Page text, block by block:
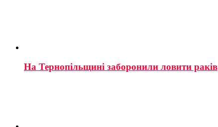
На Тернопільщині заборонили ловити раків